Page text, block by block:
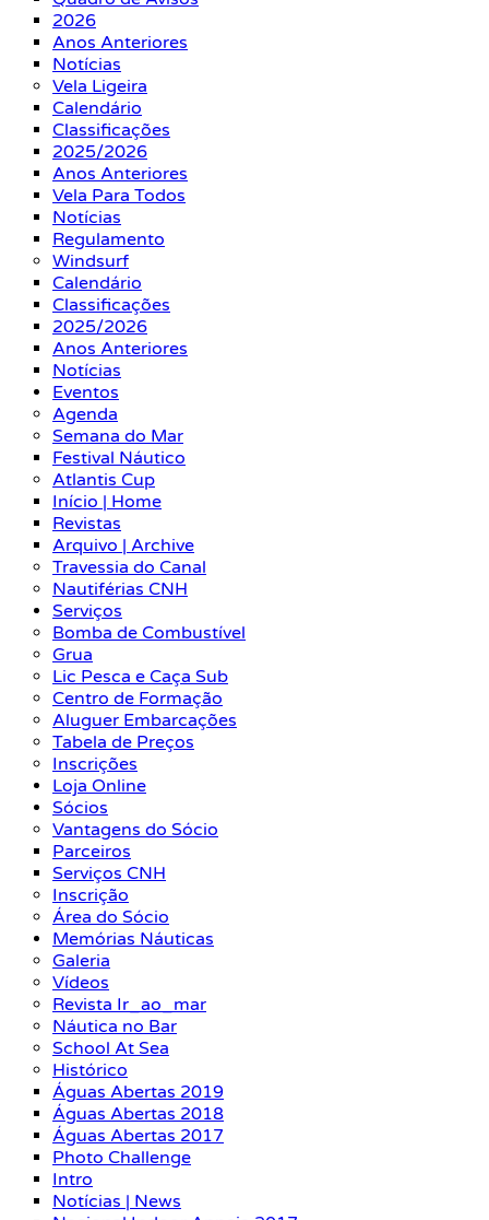
2026
Anos Anteriores
Notícias
Vela Ligeira
Calendário
Classificações
2025/2026
Anos Anteriores
Vela Para Todos
Notícias
Regulamento
Windsurf
Calendário
Classificações
2025/2026
Anos Anteriores
Notícias
Eventos
Agenda
Semana do Mar
Festival Náutico
Atlantis Cup
Início | Home
Revistas
Arquivo | Archive
Travessia do Canal
Nautiférias CNH
Serviços
Bomba de Combustível
Grua
Lic Pesca e Caça Sub
Centro de Formação
Aluguer Embarcações
Tabela de Preços
Inscrições
Loja Online
Sócios
Vantagens do Sócio
Parceiros
Serviços CNH
Inscrição
Área do Sócio
Memórias Náuticas
Galeria
Vídeos
Revista Ir_ao_mar
Náutica no Bar
School At Sea
Histórico
Águas Abertas 2019
Águas Abertas 2018
Águas Abertas 2017
Photo Challenge
Intro
Notícias | News